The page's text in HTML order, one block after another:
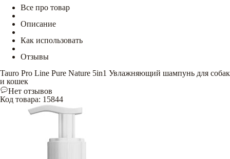
Все про товар
Описание
Как использовать
Отзывы
Tauro Pro Line Pure Nature 5in1 Увлажняющий шампунь для собак
и кошек
Нет отзывов
Код товара: 15844